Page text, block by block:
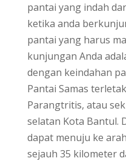
pantai yang indah
ketika anda
pantai yang harus
kunjungan Anda
dengan keindahan
Pantai Samas
Parangtritis, atau
selatan Kota Bantul.
dapat menuju ke
sejauh 35 kilometer